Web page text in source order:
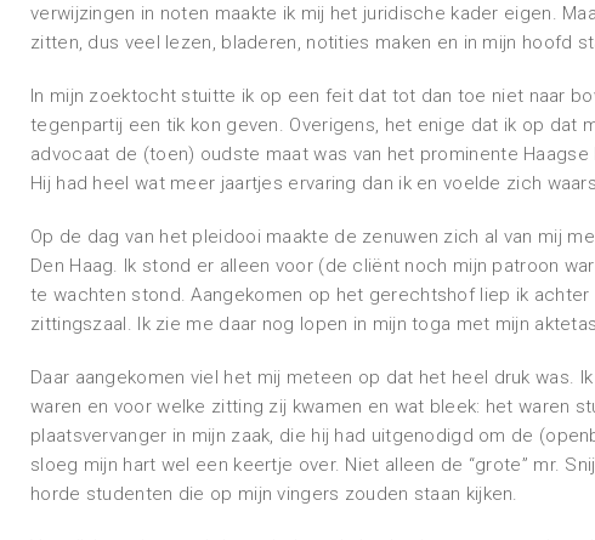
verwijzingen in noten maakte ik mij het juridische kader eigen.
zitten, dus veel lezen, bladeren, notities maken en in mijn hoofd
In mijn zoektocht stuitte ik op een feit dat tot dan toe niet naar
tegenpartij een tik kon geven. Overigens, het enige dat ik op dat
advocaat de (toen) oudste maat was van het prominente
Hij had heel wat meer jaartjes ervaring dan ik en voelde zich
Op de dag van het pleidooi maakte de zenuwen zich al van mij
Den Haag. Ik stond er alleen voor (de cliënt noch mijn patroon
te wachten stond. Aangekomen op het gerechtshof liep ik
zittingszaal. Ik zie me daar nog lopen in mijn toga met mijn
Daar aangekomen viel het mij meteen op dat het heel druk was.
waren en voor welke zitting zij kwamen en wat bleek: het waren
plaatsvervanger in mijn zaak, die hij had uitgenodigd om de
sloeg mijn hart wel een keertje over. Niet alleen de “grote” mr.
horde studenten die op mijn vingers zouden staan kijken.